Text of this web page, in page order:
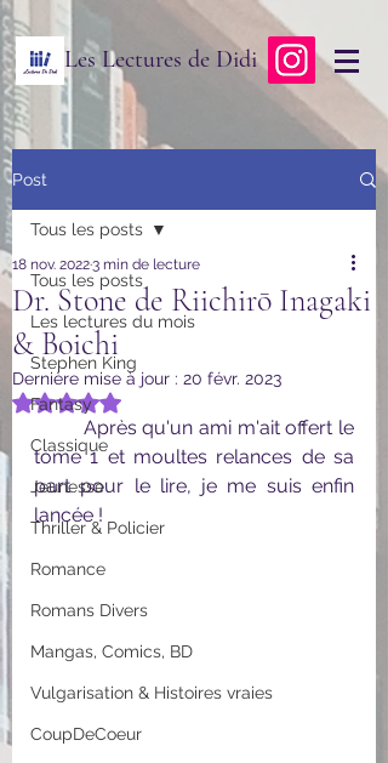
Les Lectures de Didi
Post
Tous les posts
Les lectures du mois
Stephen King
Fantasy
Classique
Jeunesse
Thriller & Policier
Romance
Romans Divers
Mangas, Comics, BD
Vulgarisation & Histoires vraies
CoupDeCoeur
Tous les posts
Dr. Stone de Riichirō Inagaki
& Boichi
18 nov. 20223 min de lecture
Dernière mise à jour : 20 févr. 2023
Noté NaN étoiles sur 5.
tome 1 et moultes relances de sa
part pour le lire, je me suis enfin
lancée !